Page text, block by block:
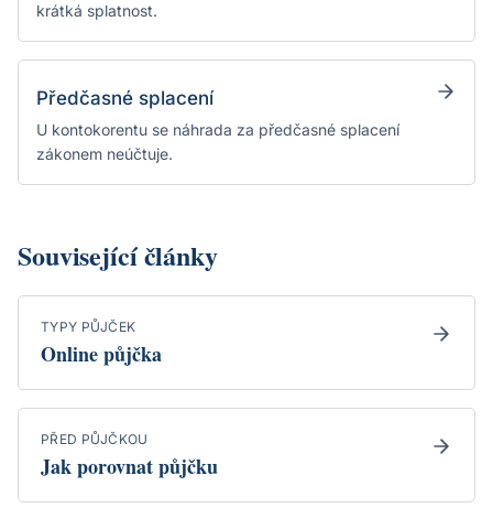
krátká splatnost.
Předčasné splacení
U kontokorentu se náhrada za předčasné splacení
zákonem neúčtuje.
Související články
TYPY PŮJČEK
Online půjčka
PŘED PŮJČKOU
Jak porovnat půjčku